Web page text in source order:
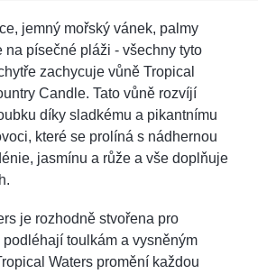
jemný mořský vánek, palmy
na písečné pláži - všechny tyto
zachycuje vůně Tropical
Candle. Tato vůně rozvíjí
díky sladkému a pikantnímu
které se prolíná s nádhernou
jasmínu a růže a vše doplňuje
je rozhodně stvořena pro
podléhají toulkám a vysněným
Waters promění každou